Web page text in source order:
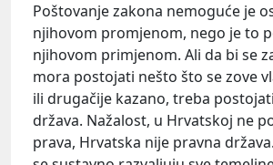
Poštovanje zakona nemoguće je
njihovom promjenom, nego je to
njihovom primjenom. Ali da bi se
mora postojati nešto što se zove
ili drugačije kazano, treba
država. Nažalost, u Hrvatskoj ne
prava, Hrvatska nije pravna